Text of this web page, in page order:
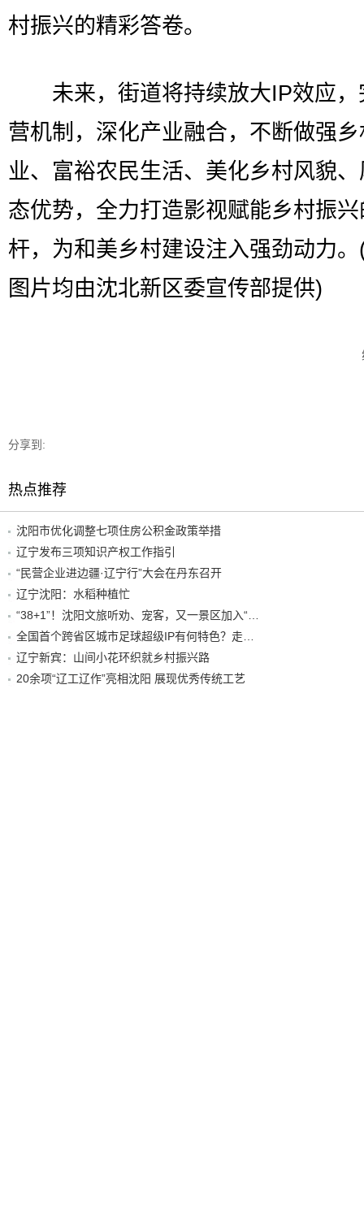
村振兴的精彩答卷。
未来，街道将持续放大IP效应，
营机制，深化产业融合，不断做强
业、富裕农民生活、美化乡村风貌
态优势，全力打造影视赋能乡村振
杆，为和美乡村建设注入强劲动力
图片均由沈北新区委宣传部提供)
分享到:
热点推荐
沈阳市优化调整七项住房公积金政策举措
辽宁发布三项知识产权工作指引
“民营企业进边疆·辽宁行”大会在丹东召开
辽宁沈阳：水稻种植忙
辽宁新宾：山间小花环织就乡村振兴路
20余项“辽工辽作”亮相沈阳 展现优秀传统工艺